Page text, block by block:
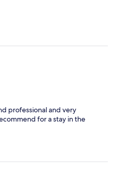
professional and very
for a stay in the